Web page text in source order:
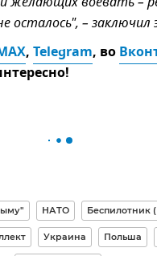
осталось", – заключил
,Telegram, во
НАТО Беспилотник
Украина Польша